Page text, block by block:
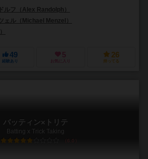
ルフ（Alex Randolph）
ェル（Michael Menzel）
49
経験あり
5
お気に入り
26
持ってる
バッティン×トリテ
Batting x Trick Taking
6.0